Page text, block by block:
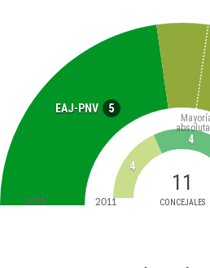
EAJ-PNV 5
11
CONCEJALES
absoluta
4
4
2015 2011